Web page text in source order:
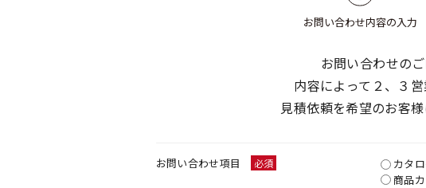
お問い合わせ内容の入力
お問い合わせの
内容によって２、３
見積依頼を希望のお客
お問い合わせ項目 必須 カタ
商品